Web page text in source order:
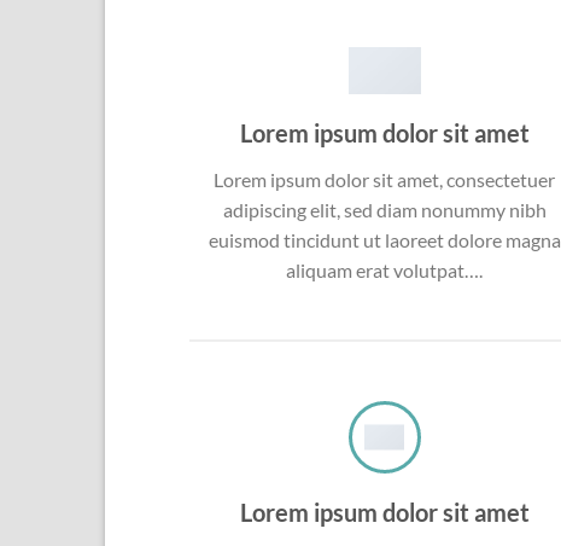
Lorem ipsum dolor sit amet
Lorem ipsum dolor sit amet, consectetuer
adipiscing elit, sed diam nonummy nibh
euismod tincidunt ut laoreet dolore magna
aliquam erat volutpat….
Lorem ipsum dolor sit amet